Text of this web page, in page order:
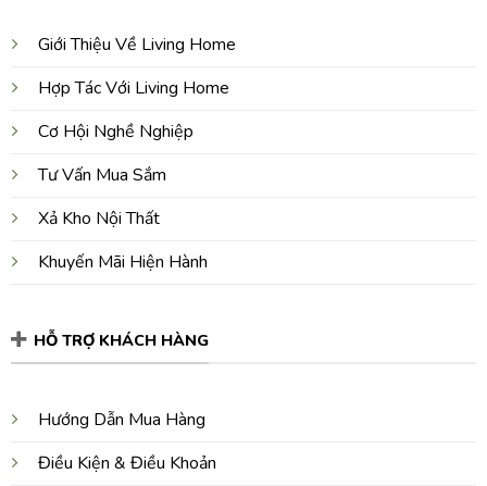
Giới Thiệu Về Living Home
Hợp Tác Với Living Home
Cơ Hội Nghề Nghiệp
Tư Vấn Mua Sắm
Xả Kho Nội Thất
Khuyến Mãi Hiện Hành
HỖ TRỢ KHÁCH HÀNG
Hướng Dẫn Mua Hàng
Điều Kiện & Điều Khoản